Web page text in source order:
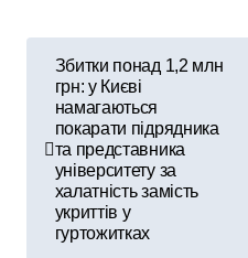
в
Збитки понад 1,2 млн
грн: у Києві
намагаються
покарати підрядника
та представника
університету за
халатність замість
укриттів у
гуртожитках